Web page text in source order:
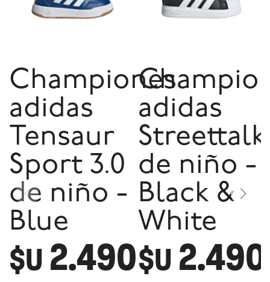
Championes
adidas
Tensaur
Sport 3.0
de niño -
Blue
$U 2.490
adidas
Streettalk
de niño -
Black &
White
$U 2.490